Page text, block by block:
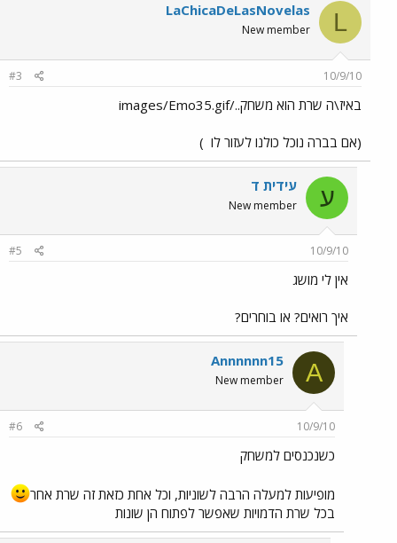
L
LaChicaDeLasNovelas
New member
10/9/10
#3
באיז\ה שרת הוא משחק../images/Emo35.gif
(אם בברה נוכל כולנו לעזור לו )
ע עידית ד
New member
10/9/10
#5
אין לי מושג
איך רואים? או בוחרים?
A
Annnnnn15
New member
10/9/10
#6
כשנכנסים למשחק
מופיעות למעלה הרבה לשוניות, וכל אחת כזאת זה שרת אחר
בכל שרת הדמויות שאפשר לפתוח הן שונות